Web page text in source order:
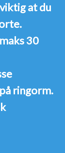
at du
30
ringorm.